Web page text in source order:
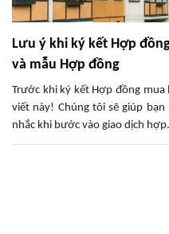
Lưu ý khi ký kết Hợp
và mẫu Hợp đồng
Trước khi ký kết Hợp đồng
viết này! Chúng tôi sẽ giúp
nhắc khi bước vào giao dịch